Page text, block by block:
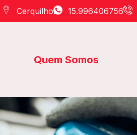
Cerquilho 15.996406756
Quem Somos